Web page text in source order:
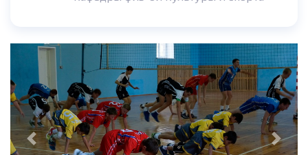
Предыдущее